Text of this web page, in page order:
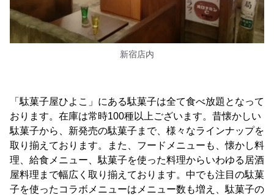
新宿店内
「駄菓子屋ひよこ」にある駄菓子は全て食べ放題となって
おります。在庫は常時100種以上ございます。昔懐かしい
駄菓子から、新発売の駄菓子まで、様々なラインナップを
取り揃えております。また、フードメニューも、懐かし料
理、給食メニュー、駄菓子を使った料理からいわゆる居酒
屋料理まで幅広く取り揃えております。中でも注目の駄菓
子を使ったコラボメニューはメニュー数も増え、駄菓子の